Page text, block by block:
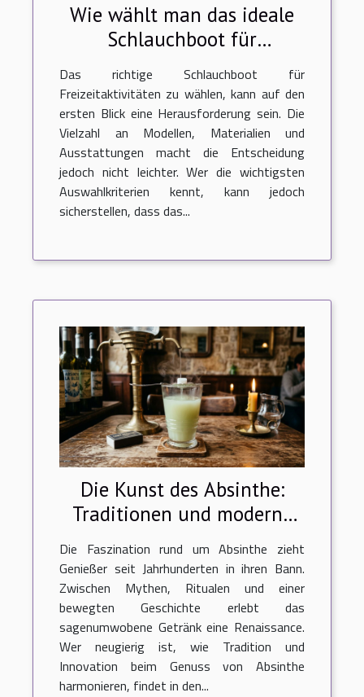
Wie wählt man das ideale
Schlauchboot für
Freizeitaktivitäten aus?
Das richtige Schlauchboot für
Freizeitaktivitäten zu wählen, kann auf den
ersten Blick eine Herausforderung sein. Die
Vielzahl an Modellen, Materialien und
Ausstattungen macht die Entscheidung
jedoch nicht leichter. Wer die wichtigsten
Auswahlkriterien kennt, kann jedoch
sicherstellen, dass das...
Die Kunst des Absinthe:
Traditionen und moderne
Zubereitungsmethoden
Die Faszination rund um Absinthe zieht
Genießer seit Jahrhunderten in ihren Bann.
Zwischen Mythen, Ritualen und einer
bewegten Geschichte erlebt das
sagenumwobene Getränk eine Renaissance.
Wer neugierig ist, wie Tradition und
Innovation beim Genuss von Absinthe
harmonieren, findet in den...